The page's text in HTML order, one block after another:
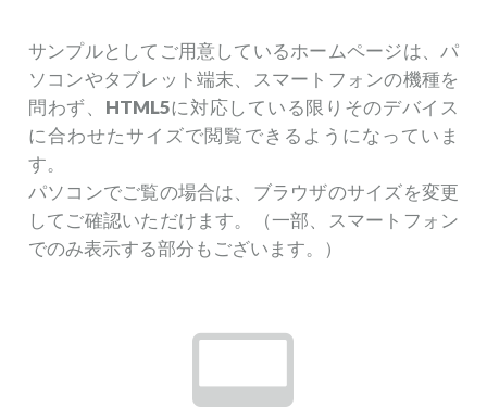
サンプルとしてご用意しているホームページは、パ
ソコンやタブレット端末、スマートフォンの機種を
問わず、 HTML5に対応している限りそのデバイス
に合わせたサイズで閲覧できるようになっていま
す。
パソコンでご覧の場合は、ブラウザのサイズを変更
してご確認いただけます。（一部、スマートフォン
でのみ表示する部分もございます。）